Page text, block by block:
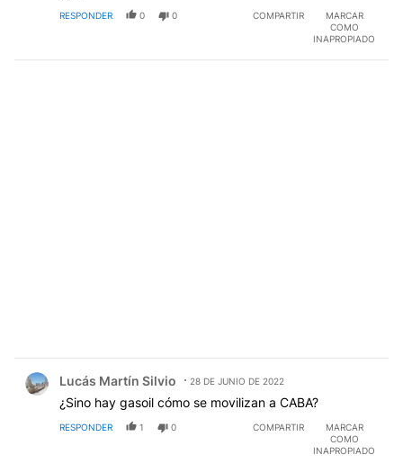
RESPONDER 0 0 COMPARTIR
MARCAR
COMO
INAPROPIADO
Lucás Martín Silvio 28 DE JUNIO DE 2022
¿Sino hay gasoil cómo se movilizan a CABA?
RESPONDER 1 0 COMPARTIR
MARCAR
COMO
INAPROPIADO